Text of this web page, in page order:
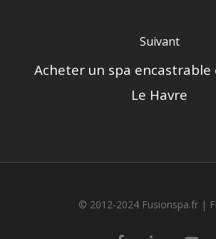
Suivant
Acheter un spa encastrable
Le Havre
© 2012-2024 Fusionspa.fr |